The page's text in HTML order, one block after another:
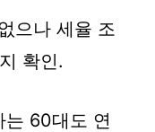
으나 세율 조
확인.
는 60대도 연